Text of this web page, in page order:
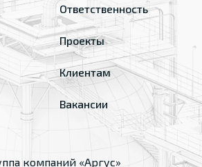
Ответственность
Проекты
Клиентам
Вакансии
компаний «Аргус»